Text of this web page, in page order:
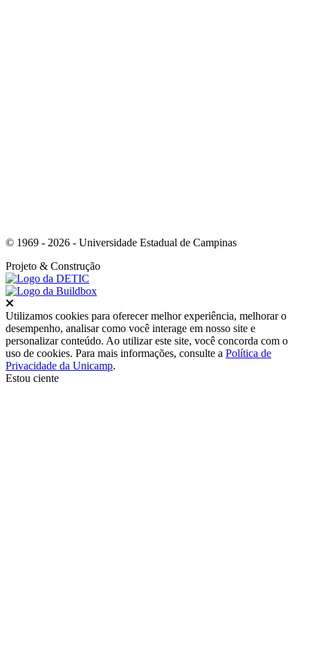
© 1969 - 2026 - Universidade Estadual de Campinas
Projeto & Construção
Utilizamos cookies para oferecer melhor experiência, melhorar o
desempenho, analisar como você interage em nosso site e
personalizar conteúdo. Ao utilizar este site, você concorda com o
uso de cookies. Para mais informações, consulte a Política de
Privacidade da Unicamp.
Estou ciente